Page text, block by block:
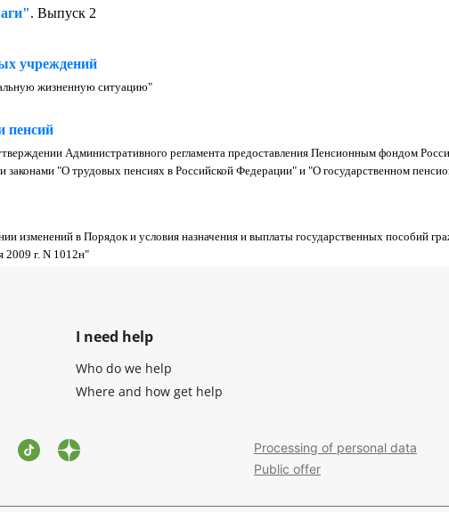
. Выпуск 2
учреждений
жизненную ситуацию"
пенсий
Административного регламента предоставления Пенсионным фондом
"О трудовых пенсиях в Российской Федерации" и "О государственном
изменений в Порядок и условия назначения и выплаты государственных пособий
2009 г. N 1012н"
I need help
Who do we help
Where and how get help
Processing of personal data
Public offer